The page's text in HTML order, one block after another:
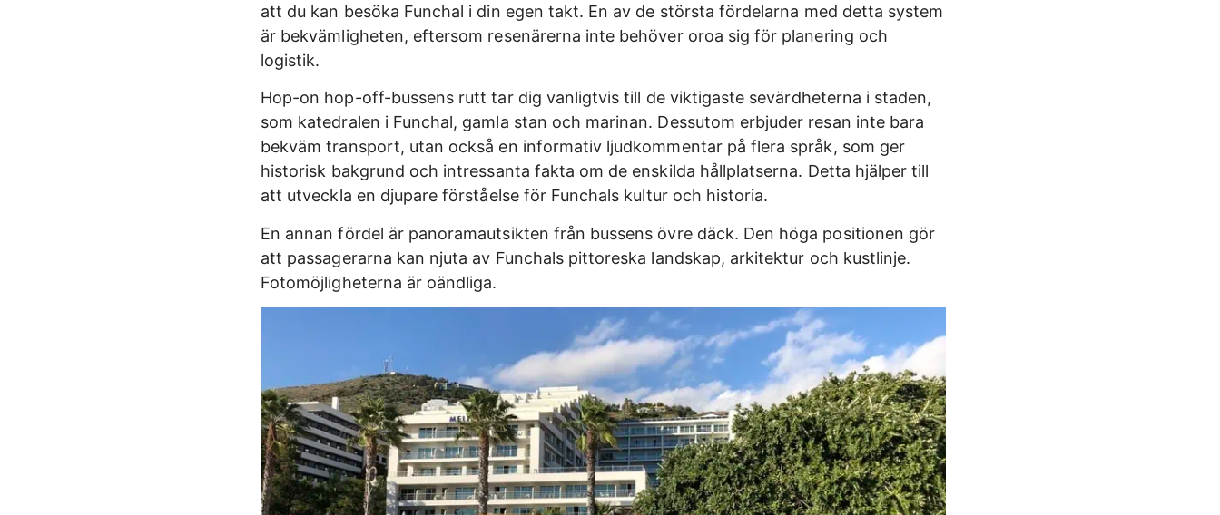
att du kan besöka Funchal i din egen takt. En av de största fördelarna med detta system
är bekvämligheten, eftersom resenärerna inte behöver oroa sig för planering och
logistik.
Hop-on hop-off-bussens rutt tar dig vanligtvis till de viktigaste sevärdheterna i staden,
som katedralen i Funchal, gamla stan och marinan. Dessutom erbjuder resan inte bara
bekväm transport, utan också en informativ ljudkommentar på flera språk, som ger
historisk bakgrund och intressanta fakta om de enskilda hållplatserna. Detta hjälper till
att utveckla en djupare förståelse för Funchals kultur och historia.
En annan fördel är panoramautsikten från bussens övre däck. Den höga positionen gör
att passagerarna kan njuta av Funchals pittoreska landskap, arkitektur och kustlinje.
Fotomöjligheterna är oändliga.